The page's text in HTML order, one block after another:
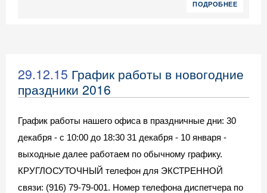
ПОДРОБНЕЕ
29.12.15 График работы в новогодние
праздники 2016
График работы нашего офиса в праздничные дни: 30
декабря - с 10:00 до 18:30 31 декабря - 10 января -
выходные далее работаем по обычному графику.
КРУГЛОСУТОЧНЫЙ телефон для ЭКСТРЕННОЙ
связи: (916) 79-79-001. Номер телефона диспетчера по